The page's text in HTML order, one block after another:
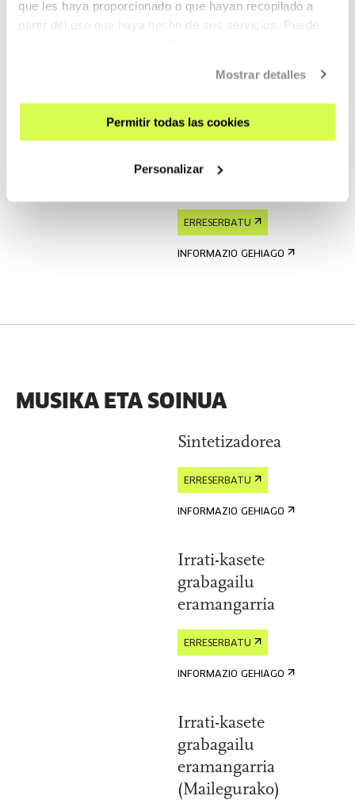
que les haya proporcionado o que hayan recopilado a
partir del uso que haya hecho de sus servicios. Puede
Mostrar detalles
Permitir todas las cookies
Personalizar
helduentzat
ERRESERBATU
ERRESERBATU
INFORMAZIO GEHIAGO
MUSIKA ETA SOINUA
Sintetizadorea
ERRESERBATU
INFORMAZIO GEHIAGO
Irrati-kasete
grabagailu
eramangarria
ERRESERBATU
INFORMAZIO GEHIAGO
Irrati-kasete
grabagailu
eramangarria
(Mailegurako)